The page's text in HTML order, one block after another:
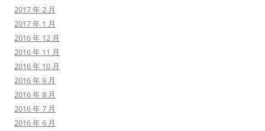
2017 年 2 月
2017 年 1 月
2016 年 12 月
2016 年 11 月
2016 年 10 月
2016 年 9 月
2016 年 8 月
2016 年 7 月
2016 年 6 月